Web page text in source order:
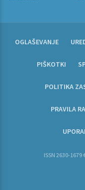
OGLAŠEVANJE
PIŠKOTKI
POLITIKA
PRAVILA
ISSN 2630-